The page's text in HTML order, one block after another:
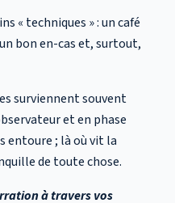
« techniques » : un café
bon en-cas et, surtout,
surviennent souvent
et en phase
entoure ; là où vit la
de toute chose.
à travers vos